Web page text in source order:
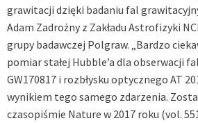
grawitacji dzięki badaniu fal
Adam Zadrożny z Zakładu Astrofizyki
grupy badawczej Polgraw. „Bardzo
pomiar stałej Hubble’a dla obserwacji
GW170817 i rozbłysku optycznego AT
wynikiem tego samego zdarzenia.
czasopiśmie Nature w 2017 roku (vol.